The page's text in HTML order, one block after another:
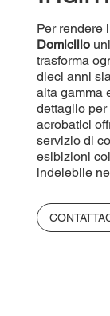
Per rendere
Domicilio
trasforma
dieci anni
alta gamma
dettaglio
acrobatici
servizio di
esibizioni
indelebile